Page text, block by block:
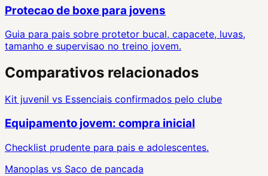
Protecao de boxe para jovens
Guia para pais sobre protetor bucal, capacete, luvas,
tamanho e supervisao no treino jovem.
Comparativos relacionados
Kit juvenil vs Essenciais confirmados pelo clube
Equipamento jovem: compra inicial
Checklist prudente para pais e adolescentes.
Manoplas vs Saco de pancada